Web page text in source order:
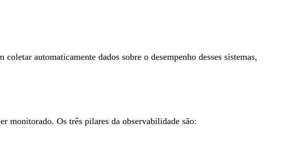
automaticamente dados sobre o desempenho desses sistemas,
monitorado. Os três pilares da observabilidade são: